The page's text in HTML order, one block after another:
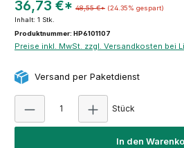
36,73 €* 48,55 €* (24.35% gespart)
Inhalt: 1 Stk.
Produktnummer: HP6101107
Preise inkl. MwSt. zzgl. Versandkosten bei
Versand per Paketdienst
Stück
In den